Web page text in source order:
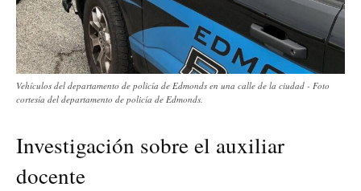
Vehículos del departamento de policía de Edmonds en una calle de la ciudad - Foto
cortesía del departamento de policía de Edmonds.
Investigación sobre el auxiliar
docente